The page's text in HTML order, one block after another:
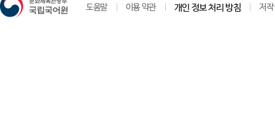
도움말 이용 약관 개인 정보 처리 방침 저